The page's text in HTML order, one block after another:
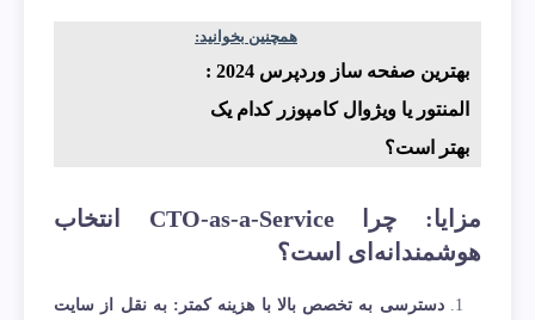
همچنین بخوانید:
بهترین صفحه ساز وردپرس 2024 :
المنتور یا ویژوال کامپوزر کدام یک
بهتر است؟
مزایا: چرا CTO-as-a-Service انتخاب
هوشمندانه‌ای است؟
دسترسی به تخصص بالا با هزینه کمتر: به نقل از سایت